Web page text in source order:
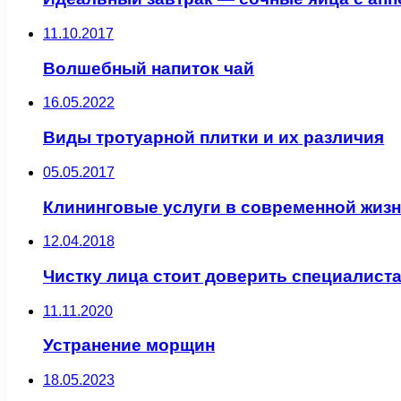
11.10.2017
Волшебный напиток чай
16.05.2022
Виды тротуарной плитки и их различия
05.05.2017
Клининговые услуги в современной
12.04.2018
Чистку лица стоит доверить
11.11.2020
Устранение морщин
18.05.2023